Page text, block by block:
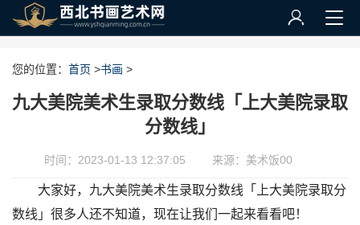
您的位置： 首页 >书画 >
九大美院美术生录取分数线「上大美院录取
分数线」
时间：2023-01-13 12:37:05 来源：美术饭00
大家好，九大美院美术生录取分数线「上大美院录取分
数线」很多人还不知道，现在让我们一起来看看吧！